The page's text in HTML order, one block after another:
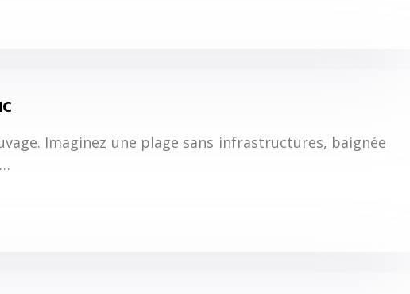
Imaginez une plage sans infrastructures, baignée